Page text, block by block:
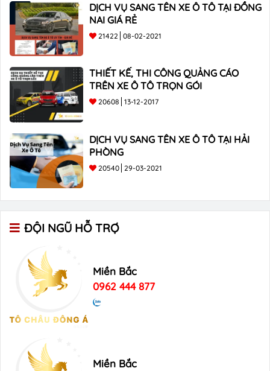
DỊCH VỤ SANG TÊN XE Ô TÔ TẠI ĐỒNG
NAI GIÁ RẺ
21422 08-02-2021
THIẾT KẾ, THI CÔNG QUẢNG CÁO
TRÊN XE Ô TÔ TRỌN GÓI
20608 13-12-2017
DỊCH VỤ SANG TÊN XE Ô TÔ TẠI HẢI
PHÒNG
20540 29-03-2021
ĐỘI NGŨ HỖ TRỢ
Miền Bắc
0962 444 877
Miền Bắc